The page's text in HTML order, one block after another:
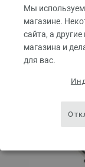
Мы
магазине.
сайта, а
магазина и
для вас.